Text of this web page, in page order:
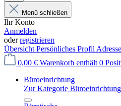
Menü schließen
Ihr Konto
Anmelden
oderregistrieren
Übersicht Persönliches Profil
0,00 € Warenkorb enthält 0
Büroeinrichtung
Zur Kategorie Büroeinrichtung